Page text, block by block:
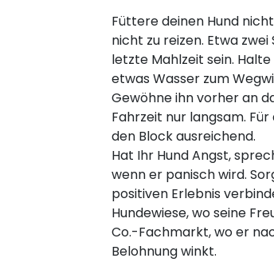
Füttere deinen Hund
nicht zu reizen. Etwa
letzte Mahlzeit sein.
etwas Wasser zum
Gewöhne ihn vorher an
Fahrzeit nur langsam.
den Block ausreichend.
Hat Ihr Hund Angst,
wenn er panisch wird.
positiven Erlebnis
Hundewiese, wo seine
Co.-Fachmarkt, wo er
Belohnung winkt.